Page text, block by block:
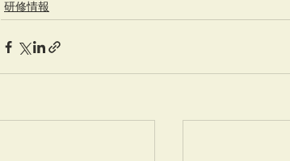
研修情報